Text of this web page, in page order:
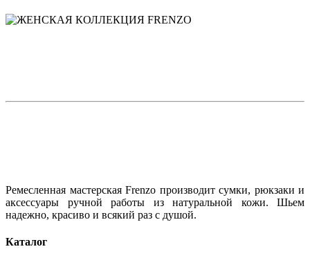
Ремесленная мастерская Frenzo производит сумки, рюкзаки и
аксессуары ручной работы из натуральной кожи. Шьем
надежно, красиво и всякий раз с душой.
Каталог